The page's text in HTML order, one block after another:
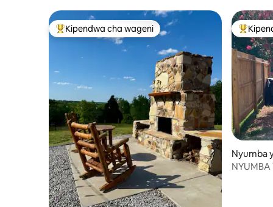
Kipendwa maarufu cha wageni
Kipendwa cha wageni
Nyumba
ko
NYUMBA